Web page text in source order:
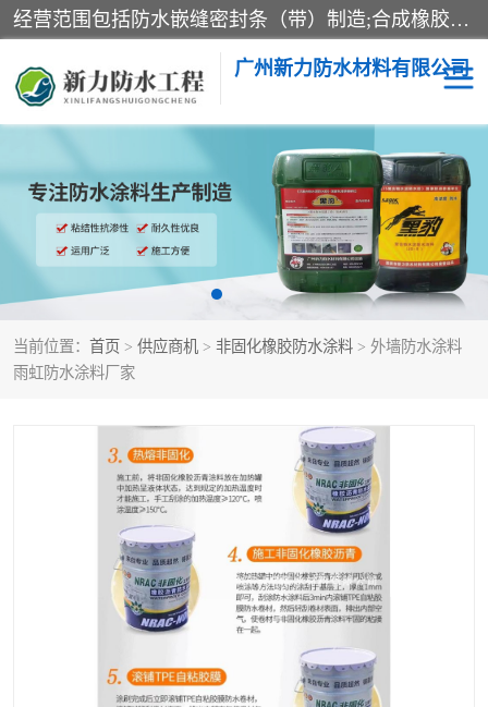
经营范围包括防水嵌缝密封条（带）制造;合成橡胶制造（监控化学品、危险化学品除外）;沥青混合物制造;防水胶粘带制造;其他合成材料制造（监控化学品、危险化学品除外）;涂料制造（监控化学品、危险化学品除外）;建筑结构防水补漏;防水建筑材料制造;粘合剂制造（监控化学品、危险化学品除外）;涂料零售;广州新力防水材料有限公司具有1处分支机构。
广州新力防水材料有限公司
当前位置： 首页 > 供应商机 > 非固化橡胶防水涂料 > 外墙防水涂料
雨虹防水涂料厂家
黑豹防水胶 建筑108胶水
乳化沥青防水涂料 自粘卷材
非固化橡胶防水涂料